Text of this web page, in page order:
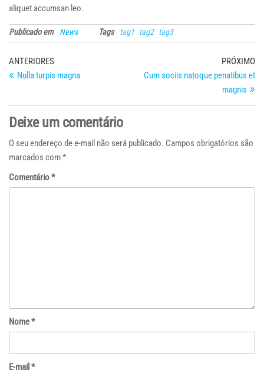
aliquet accumsan leo.
Publicado em News Tags tag1 tag2 tag3
Navegação
de
Post
Post
anterior
ANTERIORES
Nulla turpis magna
PRÓXIMO
Cum sociis natoque penatibus et
magnis
Deixe um comentário
O seu endereço de e-mail não será publicado. Campos obrigatórios são
marcados com*
Comentário*
Nome*
E-mail *